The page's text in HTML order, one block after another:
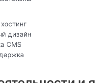
дизайн
CMS